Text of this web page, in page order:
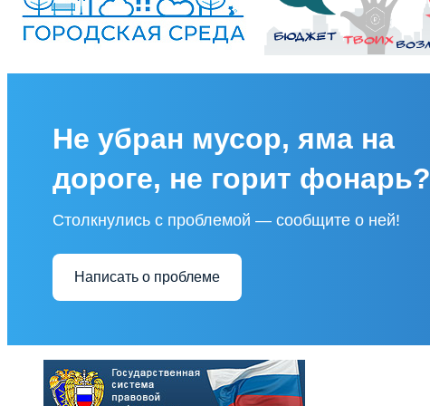
Не убран мусор, яма на
дороге, не горит фонарь?
Столкнулись с проблемой — сообщите о ней!
Написать о проблеме